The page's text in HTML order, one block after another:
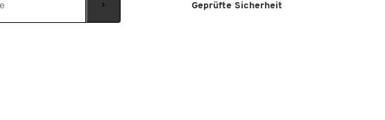
Geprüfte Sicherheit